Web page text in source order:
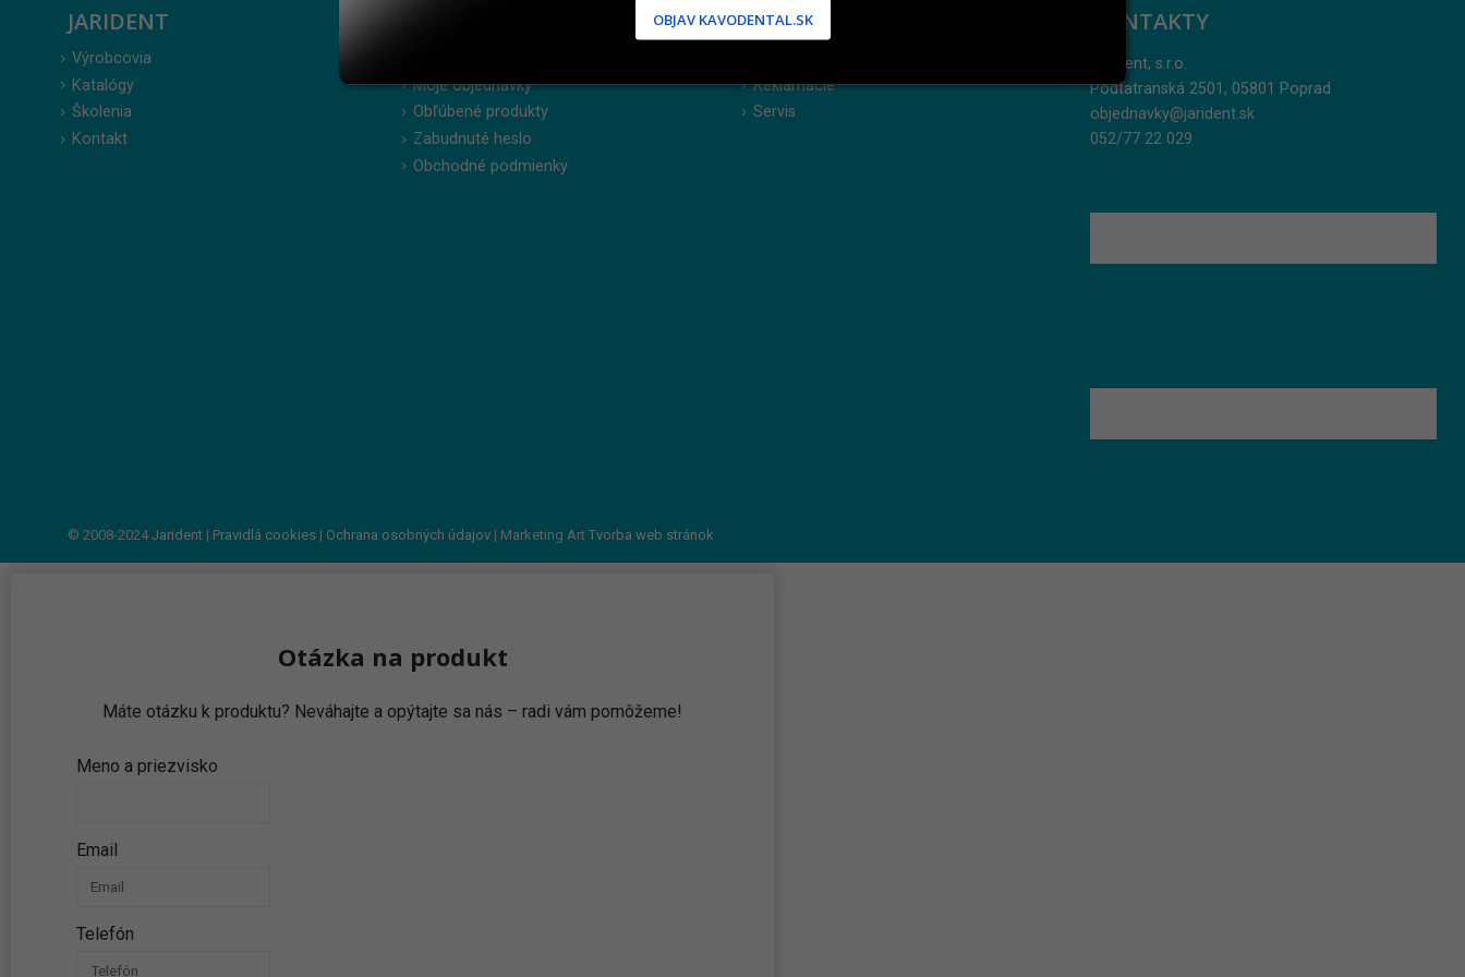
JARIDENT
Výrobcovia
Katalógy
Školenia
Kontakt
Moje objednávky
Obľúbené produkty
Zabudnuté heslo
Obchodné podmienky
PODPORA
Reklamácie
Servis
KONTAKTY
Jarident, s.r.o.
Podtatranská 2501, 05801 Poprad
objednavky@jarident.sk
052/77 22 029
© 2008-2024Jarident | Pravidlá cookies | Ochrana osobných údajov | Marketing Art Tvorba web stránok
Otázka na produkt
Máte otázku k produktu? Neváhajte a opýtajte sa nás – radi vám pomôžeme!
Meno a priezvisko
Email
Telefón
OBJAV KAVODENTAL.SK